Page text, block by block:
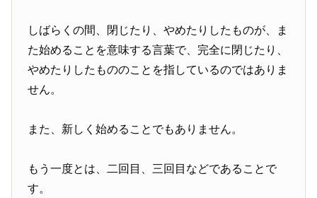
しばらくの間、閉じたり、やめたりしたものが、ま
た始めることを意味する言葉で、完全に閉じたり、
やめたりしたもののことを指しているのではありま
せん。
また、新しく始めることでもありません。
もう一度とは、二回目、三回目などであることで
す。